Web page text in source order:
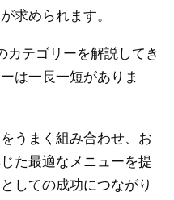
求められます。
カテゴリーを解説してき
は一長一短がありま
うまく組み合わせ、お
た最適なメニューを提
しての成功につながり